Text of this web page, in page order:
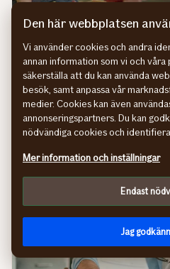
Dags att flytta
Tips om hemförsäkring och
när du ska flytta hemifrån.
Tips när du flyttar hemifrån
Den här webbplatsen
Vi använder cookies och andra
annan information som vi och
säkerställa att du kan använda
besök, samt anpassa vår
medier. Cookies kan även
annonseringspartners. Du kan
nödvändiga cookies och
Mer information och inställningar
Endast
Jag